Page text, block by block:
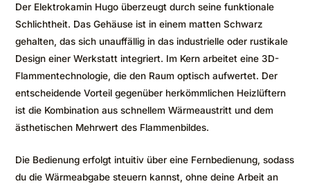
Der Elektrokamin Hugo überzeugt durch seine funktionale
Schlichtheit. Das Gehäuse ist in einem matten Schwarz
gehalten, das sich unauffällig in das industrielle oder rustikale
Design einer Werkstatt integriert. Im Kern arbeitet eine 3D-
Flammentechnologie, die den Raum optisch aufwertet. Der
entscheidende Vorteil gegenüber herkömmlichen Heizlüftern
ist die Kombination aus schnellem Wärmeaustritt und dem
ästhetischen Mehrwert des Flammenbildes.
Die Bedienung erfolgt intuitiv über eine Fernbedienung, sodass
du die Wärmeabgabe steuern kannst, ohne deine Arbeit an